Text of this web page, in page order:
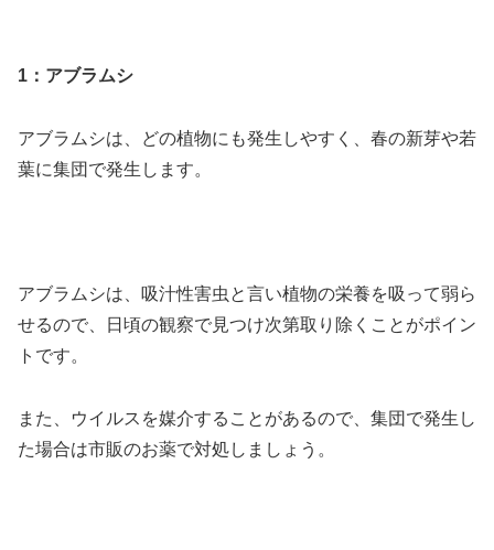
1：アブラムシ
アブラムシは、どの植物にも発生しやすく、春の新芽や若
葉に集団で発生します。
アブラムシは、吸汁性害虫と言い植物の栄養を吸って弱ら
せるので、日頃の観察で見つけ次第取り除くことがポイン
トです。
また、ウイルスを媒介することがあるので、集団で発生し
た場合は市販のお薬で対処しましょう。